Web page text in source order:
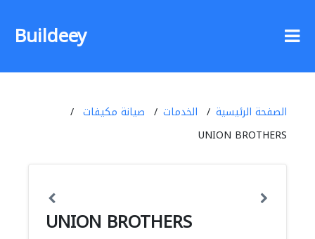
Buildeey
الصفحة الرئيسية الخدمات
صيانة مكيفات
UNION BROTHERS
UNION BROTHERS